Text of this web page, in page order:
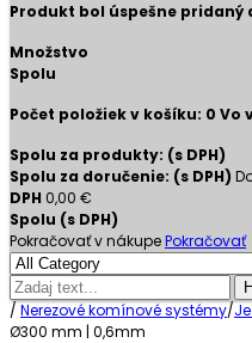
Produkt bol úspešne pridaný
Množstvo
Spolu
Počet položiek v košíku: 0 Vo
Spolu za produkty: (s DPH)
Spolu za doručenie: (s DPH)
DPH 0,00 €
Spolu (s DPH)
Pokračovať v nákupePokračovať
/ Nerezové komínové systémy/
Ø300 mm | 0,6mm